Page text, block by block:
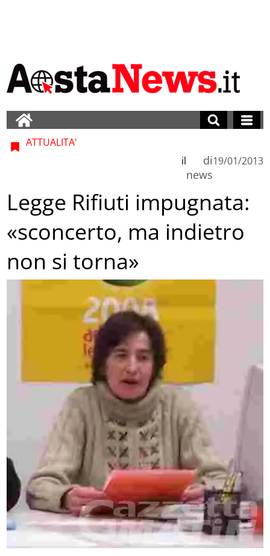
ATTUALITA'
di
news
il 19/01/2013
Legge Rifiuti impugnata:
«sconcerto, ma indietro
non si torna»